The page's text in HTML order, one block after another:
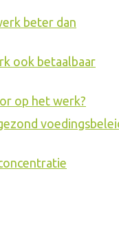
beter dan
ook betaalbaar
op het werk?